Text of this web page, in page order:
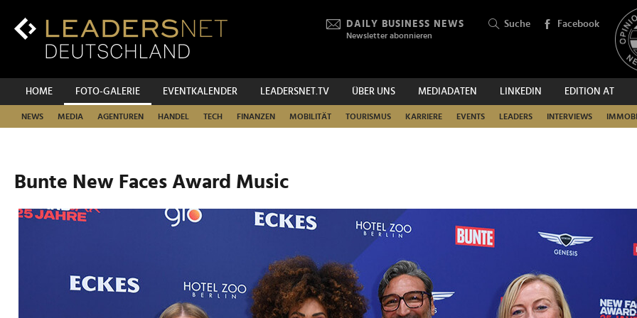
Inhalt
Hauptnavigation
DAILY BUSINESS NEWS
Newsletter abonnieren
Suche Facebook
HOME FOTO-GALERIE EVENTKALENDER LEADERSNET.TV ÜBER UNS MEDIADATEN LINKEDIN EDITION AT
NEWS MEDIA AGENTUREN HANDEL TECH FINANZEN MOBILITÄT TOURISMUS KARRIERE EVENTS LEADERS INTERVIEWS
SUCHEN
Bunte New Faces Award Music